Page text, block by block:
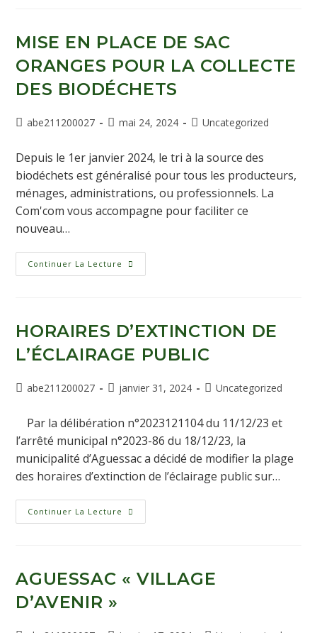
MISE EN PLACE DE SAC
ORANGES POUR LA COLLECTE
DES BIODÉCHETS
abe211200027 mai 24, 2024 Uncategorized
Depuis le 1er janvier 2024, le tri à la source des
biodéchets est généralisé pour tous les producteurs,
ménages, administrations, ou professionnels. La
Com'com vous accompagne pour faciliter ce
nouveau…
Continuer La Lecture
HORAIRES D’EXTINCTION DE
L’ÉCLAIRAGE PUBLIC
abe211200027 janvier 31, 2024 Uncategorized
Par la délibération n°2023121104 du 11/12/23 et
l’arrêté municipal n°2023-86 du 18/12/23, la
municipalité d’Aguessac a décidé de modifier la plage
des horaires d’extinction de l’éclairage public sur…
Continuer La Lecture
AGUESSAC « VILLAGE
D’AVENIR »